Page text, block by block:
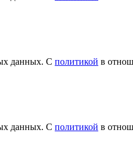
данных. С политикой в
данных. С политикой в